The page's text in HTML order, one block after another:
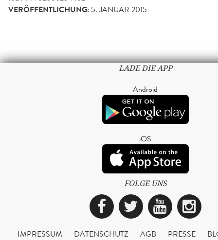
VERÖFFENTLICHUNG: 5. JANUAR 2015
LADE DIE APP
Android
iOS
FOLGE UNS
Facebook
Twitter
IMPRESSUM DATENSCHUTZ AGB PRESSE